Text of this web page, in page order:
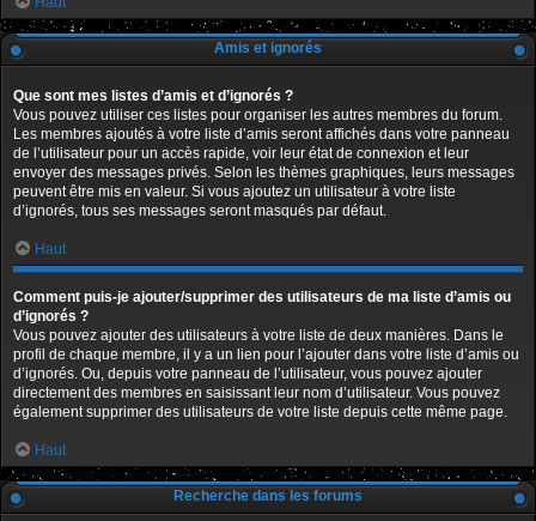
Amis et ignorés
Que sont mes listes d’amis et d’ignorés ?
Vous pouvez utiliser ces listes pour organiser les autres membres du forum.
Les membres ajoutés à votre liste d’amis seront affichés dans votre panneau
de l’utilisateur pour un accès rapide, voir leur état de connexion et leur
envoyer des messages privés. Selon les thèmes graphiques, leurs messages
peuvent être mis en valeur. Si vous ajoutez un utilisateur à votre liste
d’ignorés, tous ses messages seront masqués par défaut.
Haut
Comment puis-je ajouter/supprimer des utilisateurs de ma liste d’amis ou
d’ignorés ?
Vous pouvez ajouter des utilisateurs à votre liste de deux manières. Dans le
profil de chaque membre, il y a un lien pour l’ajouter dans votre liste d’amis ou
d’ignorés. Ou, depuis votre panneau de l’utilisateur, vous pouvez ajouter
directement des membres en saisissant leur nom d’utilisateur. Vous pouvez
également supprimer des utilisateurs de votre liste depuis cette même page.
Haut
Recherche dans les forums